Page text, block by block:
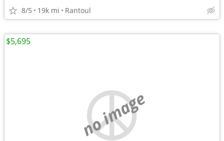
8/5 19k mi Rantoul
no image
$5,695